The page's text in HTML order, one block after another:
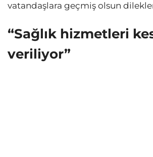
vatandaşlara geçmiş olsun
“Sağlık hizmetleri
veriliyor”